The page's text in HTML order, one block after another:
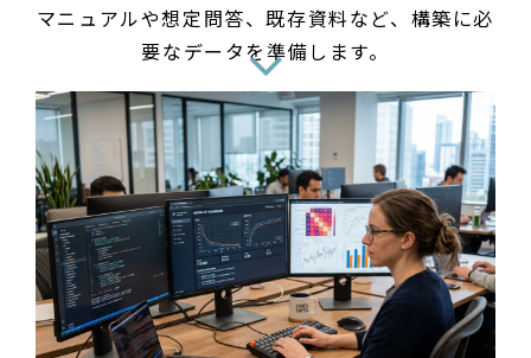
マニュアルや想定問答、既存資料など、構築に必
要なデータを準備します。